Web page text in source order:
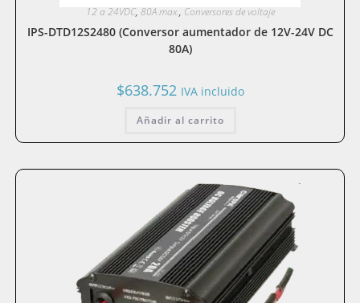
12 a 24VDC, 80A max., Conversores de voltaje
IPS-DTD12S2480 (Conversor aumentador de 12V-24V DC
80A)
$638.752 IVA incluido
Añadir al carrito